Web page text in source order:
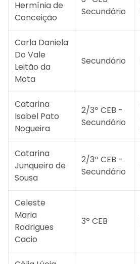
Hermínia de
Conceição
Secundário
Carla Daniela
Do Vale
Leitão da
Mota
Secundário
Catarina
Isabel Pato
Nogueira
2/3º CEB -
Secundário
Catarina
Junqueiro de
Sousa
2/3º CEB -
Secundário
Celeste
Maria
Rodrigues
Cacio
3º CEB